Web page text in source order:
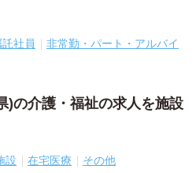
社員
非常勤・パート・アルバイ
)の介護・福祉の求人を施設
設 在宅医療 その他